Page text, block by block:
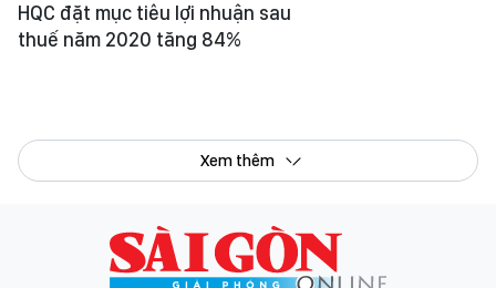
HQC đặt mục tiêu lợi nhuận sau
thuế năm 2020 tăng 84%
Xem thêm